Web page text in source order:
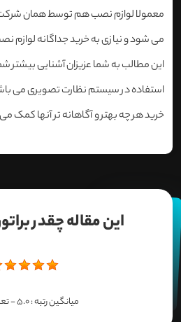
معمولا لوازم نصب هم توسط همان شرکت
می شود و نیازی به خرید جداگانه لوازم
این مطالب به شما عزیزان آشنایی بیشتر
استفاده در سیستم نظارت تصویری می
خرید هر چه بهتر و آگاهانه تر آنها کمک
این مقاله چقدر
میانگین رتبه :5.0
-